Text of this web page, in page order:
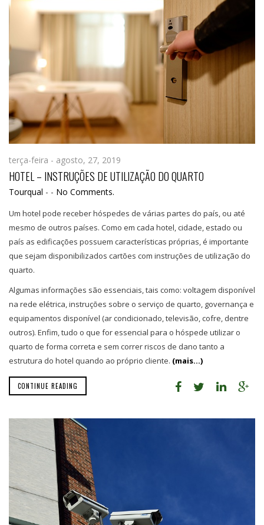
terça-feira - agosto, 27, 2019
HOTEL – INSTRUÇÕES DE UTILIZAÇÃO DO QUARTO
Tourqual - - No Comments.
Um hotel pode receber hóspedes de várias partes do país, ou até
mesmo de outros países. Como em cada hotel, cidade, estado ou
país as edificações possuem características próprias, é importante
que sejam disponibilizados cartões com instruções de utilização do
quarto.
Algumas informações são essenciais, tais como: voltagem disponível
na rede elétrica, instruções sobre o serviço de quarto, governança e
equipamentos disponível (ar condicionado, televisão, cofre, dentre
outros). Enfim, tudo o que for essencial para o hóspede utilizar o
quarto de forma correta e sem correr riscos de dano tanto a
estrutura do hotel quando ao próprio cliente. (mais…)
CONTINUE READING